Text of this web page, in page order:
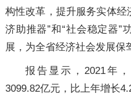
构性改革，提升服务实体经
济助推器”和“社会稳定器”
展，为全省经济社会发展保
报告显示，2021年
3099.82亿元，比上年增长